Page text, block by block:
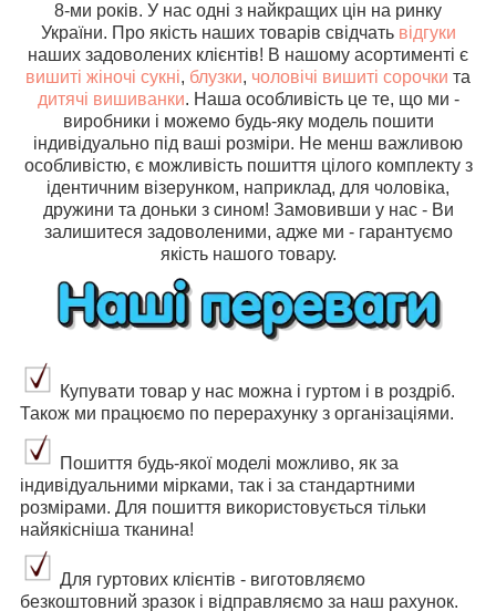
8-ми років. У нас одні з найкращих цін на ринку
України. Про якість наших товарів свідчать відгуки
наших задоволених клієнтів! В нашому асортименті є
вишиті жіночі сукні, блузки, чоловічі вишиті сорочки та
дитячі вишиванки. Наша особливість це те, що ми -
виробники і можемо будь-яку модель пошити
індивідуально під ваші розміри. Не менш важливою
особливістю, є можливість пошиття цілого комплекту з
ідентичним візерунком, наприклад, для чоловіка,
дружини та доньки з сином! Замовивши у нас - Ви
залишитеся задоволеними, адже ми - гарантуємо
якість нашого товару.
Купувати товар у нас можна і гуртом і в роздріб.
Також ми працюємо по перерахунку з організаціями.
Пошиття будь-якої моделі можливо, як за
індивідуальними мірками, так і за стандартними
розмірами. Для пошиття використовується тільки
найякісніша тканина!
Для гуртових клієнтів - виготовляємо
безкоштовний зразок і відправляємо за наш рахунок.